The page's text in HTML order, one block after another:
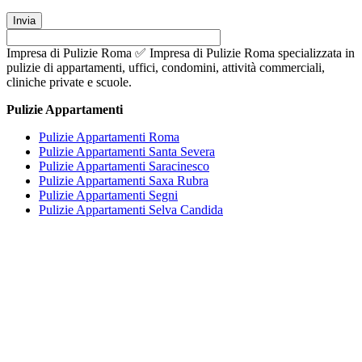
Impresa di Pulizie Roma ✅ Impresa di Pulizie Roma specializzata in
pulizie di appartamenti, uffici, condomini, attività commerciali,
cliniche private e scuole.
Pulizie Appartamenti
Pulizie Appartamenti Roma
Pulizie Appartamenti Santa Severa
Pulizie Appartamenti Saracinesco
Pulizie Appartamenti Saxa Rubra
Pulizie Appartamenti Segni
Pulizie Appartamenti Selva Candida